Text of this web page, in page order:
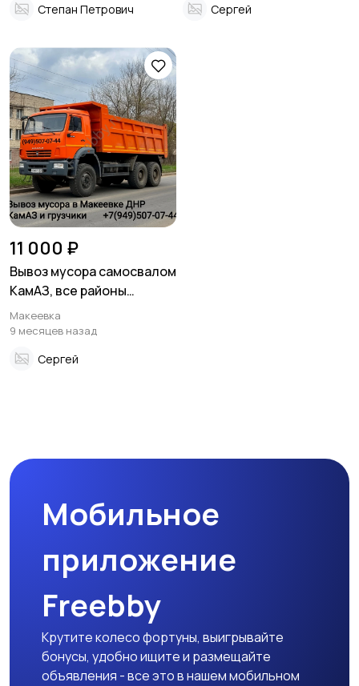
Степан Петрович Сергей
11 000 ₽
Вывоз мусора самосвалом
КамАЗ, все районы
Макеевки
Макеевка
9 месяцев назад
Сергей
Мобильное
приложение
Freebby
Крутите колесо фортуны, выигрывайте
бонусы, удобно ищите и размещайте
объявления - все это в нашем мобильном